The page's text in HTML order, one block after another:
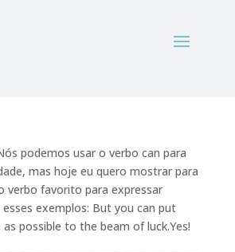
podemos usar o verbo can para
mas hoje eu quero mostrar para
verbo favorito para expressar
esses exemplos: But you can put
possible to the beam of luck.Yes!